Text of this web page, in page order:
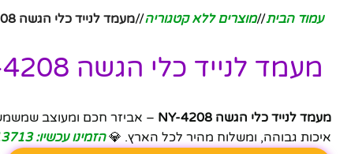
עמוד הבית/ מוצרים ללא קטגוריה/ מעמד לנייד כלי הגשה NY-4208
מעמד לנייד כלי הגשה NY-4208
מעמד לנייד כלי הגשה NY-4208
– אביזר חכם ומעוצב
איכות גבוהה, ומשלוח מהיר לכל הארץ. 💎הזמינו עכשיו: 050-7113713